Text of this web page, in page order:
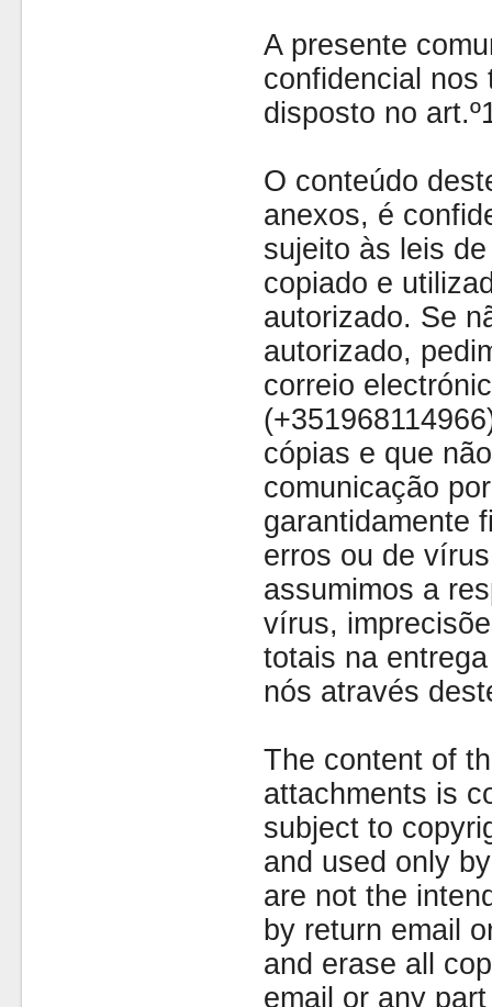
A presente
confidencial nos
disposto no
O conteúdo
anexos, é
sujeito às leis
copiado e
autorizado. Se
autorizado,
correio
cópias e que
comunicação
garantidamente
erros ou de
assumimos a
vírus,
totais na
nós através
The content of
attachments is
subject to
and used only
are not the
by return email
and erase all
email or any